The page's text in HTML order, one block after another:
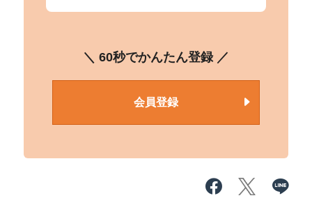
＼ 60秒でかんたん登録 ／
会員登録